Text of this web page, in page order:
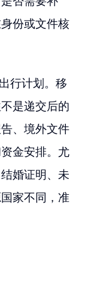
份或文件核
行计划。移
是递交后的
、境外文件
金安排。尤
婚证明、未
家不同，准